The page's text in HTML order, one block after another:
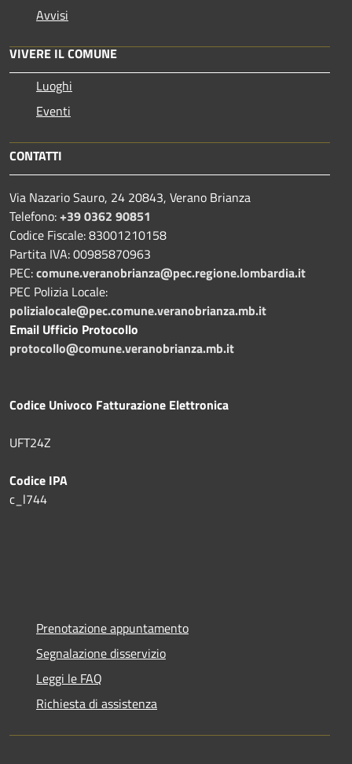
Avvisi
VIVERE IL COMUNE
Luoghi
Eventi
CONTATTI
Via Nazario Sauro, 24 20843, Verano Brianza
Telefono:+39 0362 90851
Codice Fiscale: 83001210158
Partita IVA: 00985870963
PEC:comune.veranobrianza@pec.regione.lombardia.it
PEC Polizia Locale:
polizialocale@pec.comune.veranobrianza.mb.it
Email Ufficio Protocollo
protocollo@comune.veranobrianza.mb.it
Codice Univoco Fatturazione Elettronica
UFT24Z
Codice IPA
c_l744
Prenotazione appuntamento
Segnalazione disservizio
Leggi le FAQ
Richiesta di assistenza